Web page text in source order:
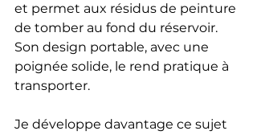
et permet aux résidus de peinture
de tomber au fond du réservoir.
Son design portable, avec une
poignée solide, le rend pratique à
transporter.
Je développe davantage ce sujet